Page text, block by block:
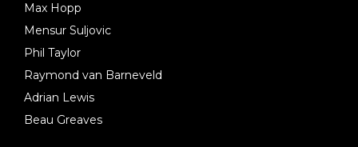
Max Hopp
Mensur Suljovic
Phil Taylor
Raymond van Barneveld
Adrian Lewis
Beau Greaves